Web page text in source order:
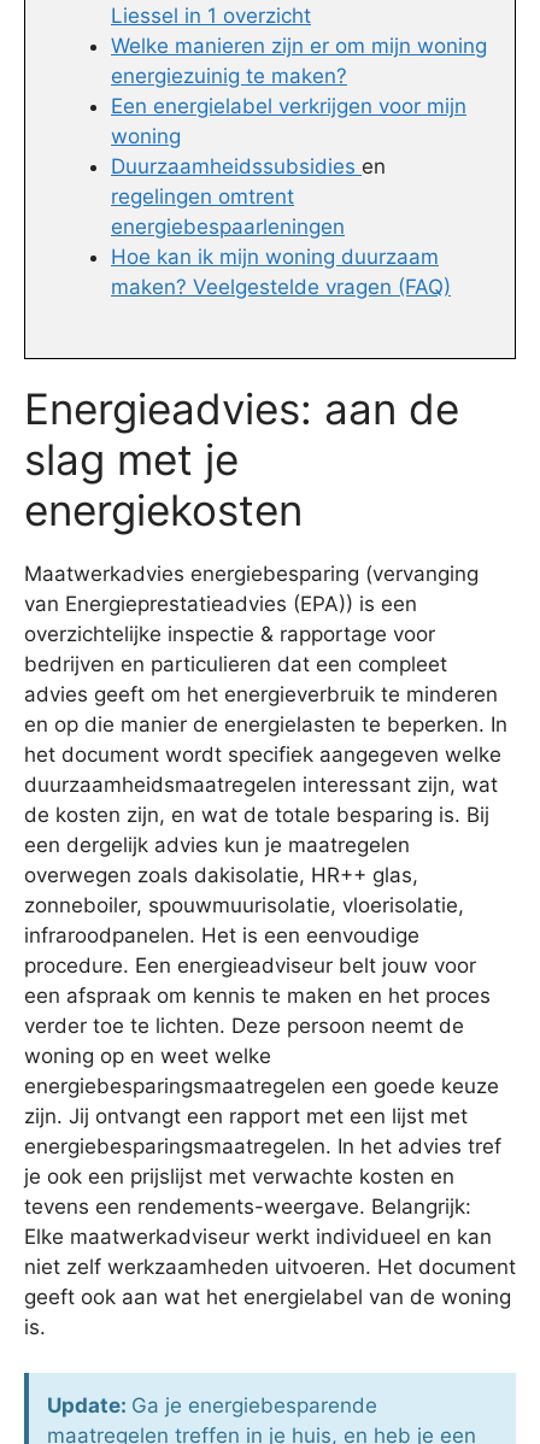
Liessel in 1 overzicht
Welke manieren zijn er om mijn woning
energiezuinig te maken?
Een energielabel verkrijgen voor mijn
woning
Duurzaamheidssubsidies en
regelingen omtrent
energiebespaarleningen
Hoe kan ik mijn woning duurzaam
maken? Veelgestelde vragen (FAQ)
Energieadvies: aan de
slag met je
energiekosten
Maatwerkadvies energiebesparing (vervanging
van Energieprestatieadvies (EPA)) is een
overzichtelijke inspectie & rapportage voor
bedrijven en particulieren dat een compleet
advies geeft om het energieverbruik te minderen
en op die manier de energielasten te beperken. In
het document wordt specifiek aangegeven welke
duurzaamheidsmaatregelen interessant zijn, wat
de kosten zijn, en wat de totale besparing is. Bij
een dergelijk advies kun je maatregelen
overwegen zoals dakisolatie, HR++ glas,
zonneboiler, spouwmuurisolatie, vloerisolatie,
infraroodpanelen. Het is een eenvoudige
procedure. Een energieadviseur belt jouw voor
een afspraak om kennis te maken en het proces
verder toe te lichten. Deze persoon neemt de
woning op en weet welke
energiebesparingsmaatregelen een goede keuze
zijn. Jij ontvangt een rapport met een lijst met
energiebesparingsmaatregelen. In het advies tref
je ook een prijslijst met verwachte kosten en
tevens een rendements-weergave. Belangrijk:
Elke maatwerkadviseur werkt individueel en kan
niet zelf werkzaamheden uitvoeren. Het document
geeft ook aan wat het energielabel van de woning
is.
Update: Ga je energiebesparende
maatregelen treffen in je huis, en heb je een